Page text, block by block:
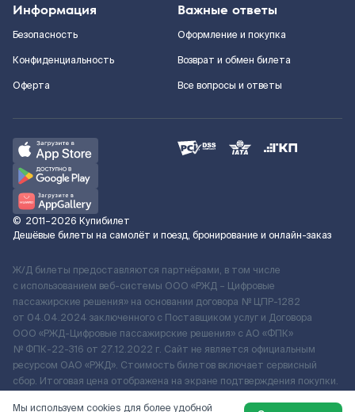
Информация
Безопасность
Конфиденциальность
Оферта
Важные ответы
Оформление и покупка
Возврат и обмен билета
Все вопросы и ответы
© 2011–2026 Купибилет
Дешёвые билеты на самолёт и поезд, бронирование и онлайн-заказ
Ж/Д билеты предоставляются партнёрами, в том числе
с использованием веб-системы ООО «РЖД – Цифровые
пассажирские решения» на основании договора № ЦПР-1282
от 04.04.2024 заключенного с Поставщиком услуг и Договора
ООО «РЖД-Цифровые пассажирские решения» c АО «ФПК»
№ ФПК-22-316 от 27.12.2022 г. Сайт не является официальным
ресурсом ОАО «РЖД». Стоимость билетов включает сервисный
сбор. Итоговая цена отображена на экране подтверждения покупки.
Мы используем cookies для более удобной